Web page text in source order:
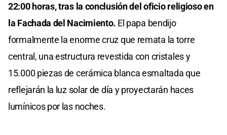
22:00 horas, tras la conclusión del oficio religioso en
la Fachada del Nacimiento. El papa bendijo
formalmente la enorme cruz que remata la torre
central, una estructura revestida con cristales y
15.000 piezas de cerámica blanca esmaltada que
reflejarán la luz solar de día y proyectarán haces
lumínicos por las noches.